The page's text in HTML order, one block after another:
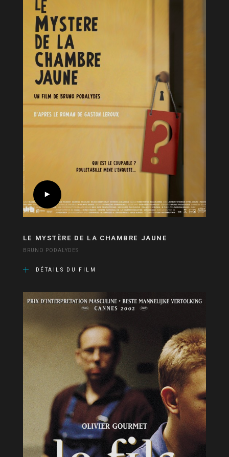
LE MYSTÈRE DE LA CHAMBRE JAUNE
BRUNO PODALYDES
DÉTAILS DU FILM